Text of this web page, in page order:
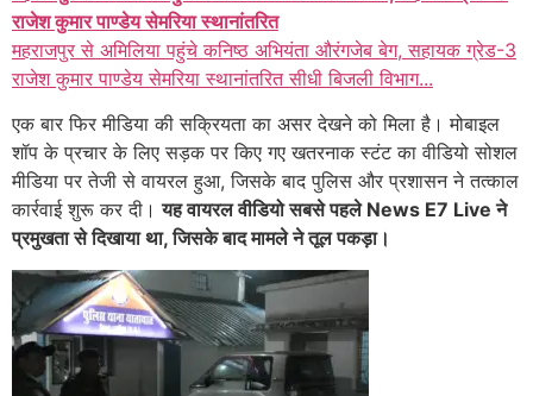
राजेश कुमार पाण्डेय सेमरिया स्थानांतरित
महराजपुर से अमिलिया पहुंचे कनिष्ठ अभियंता औरंगजेब बेग, सहायक ग्रेड-3
राजेश कुमार पाण्डेय सेमरिया स्थानांतरित सीधी बिजली विभाग...
एक बार फिर मीडिया की सक्रियता का असर देखने को मिला है। मोबाइल
शॉप के प्रचार के लिए सड़क पर किए गए खतरनाक स्टंट का वीडियो सोशल
मीडिया पर तेजी से वायरल हुआ, जिसके बाद पुलिस और प्रशासन ने तत्काल
कार्रवाई शुरू कर दी।यह वायरल वीडियो सबसे पहले News E7 Live ने
प्रमुखता से दिखाया था, जिसके बाद मामले ने तूल पकड़ा।